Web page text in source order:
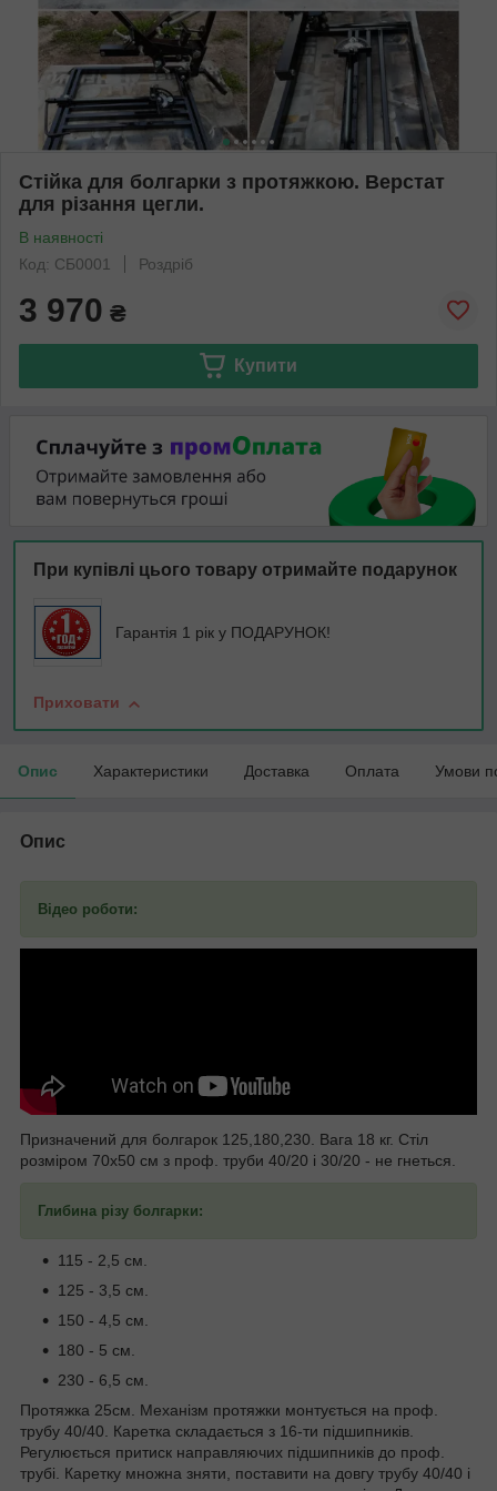
Стійка для болгарки з протяжкою. Верстат
для різання цегли.
В наявності
Код: СБ0001
Роздріб
3 970 ₴
Купити
При купівлі цього товару отримайте подарунок
Гарантія 1 рік у ПОДАРУНОК!
Приховати
Опис Характеристики Доставка Оплата Умови
Опис
Відео роботи:
Призначений для болгарок 125,180,230. Вага 18 кг. Стіл
розміром 70х50 см з проф. труби 40/20 і 30/20 - не гнеться.
Глибина різу болгарки:
115 - 2,5 см.
125 - 3,5 см.
150 - 4,5 см.
180 - 5 см.
230 - 6,5 см.
Протяжка 25см. Механізм протяжки монтується на проф.
трубу 40/40. Каретка складається з 16-ти підшипників.
Регулюється притиск направляючих підшипників до проф.
трубі. Каретку множна зняти, поставити на довгу трубу 40/40 і